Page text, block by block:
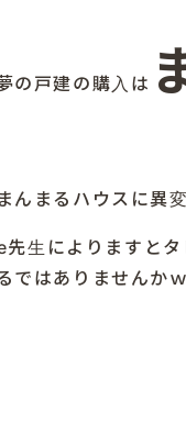
の戸建の購入は
んまるハウスに異
生によりますとタ
ではありませんか